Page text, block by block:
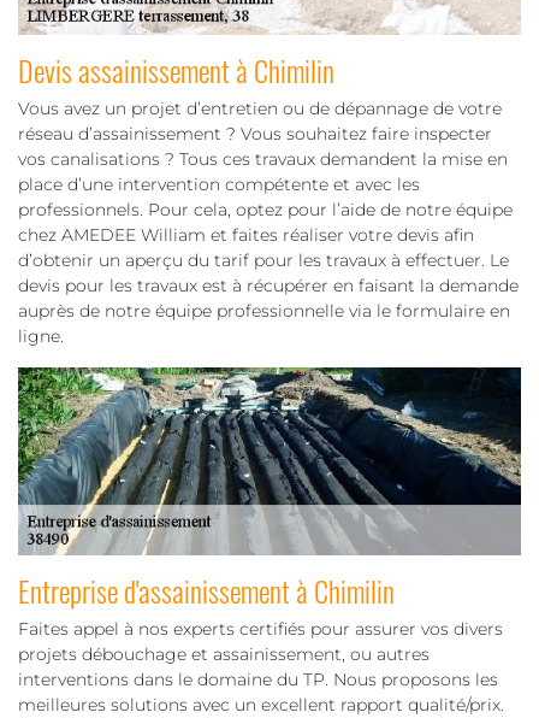
Devis assainissement à Chimilin
Vous avez un projet d’entretien ou de dépannage de votre
réseau d’assainissement ? Vous souhaitez faire inspecter
vos canalisations ? Tous ces travaux demandent la mise en
place d’une intervention compétente et avec les
professionnels. Pour cela, optez pour l’aide de notre équipe
chez AMEDEE William et faites réaliser votre devis afin
d’obtenir un aperçu du tarif pour les travaux à effectuer. Le
devis pour les travaux est à récupérer en faisant la demande
auprès de notre équipe professionnelle via le formulaire en
ligne.
Entreprise d'assainissement à Chimilin
Faites appel à nos experts certifiés pour assurer vos divers
projets débouchage et assainissement, ou autres
interventions dans le domaine du TP. Nous proposons les
meilleures solutions avec un excellent rapport qualité/prix.